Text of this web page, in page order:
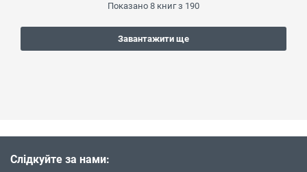
Показано 8 книг з 190
Завантажити ще
Слідкуйте за нами: